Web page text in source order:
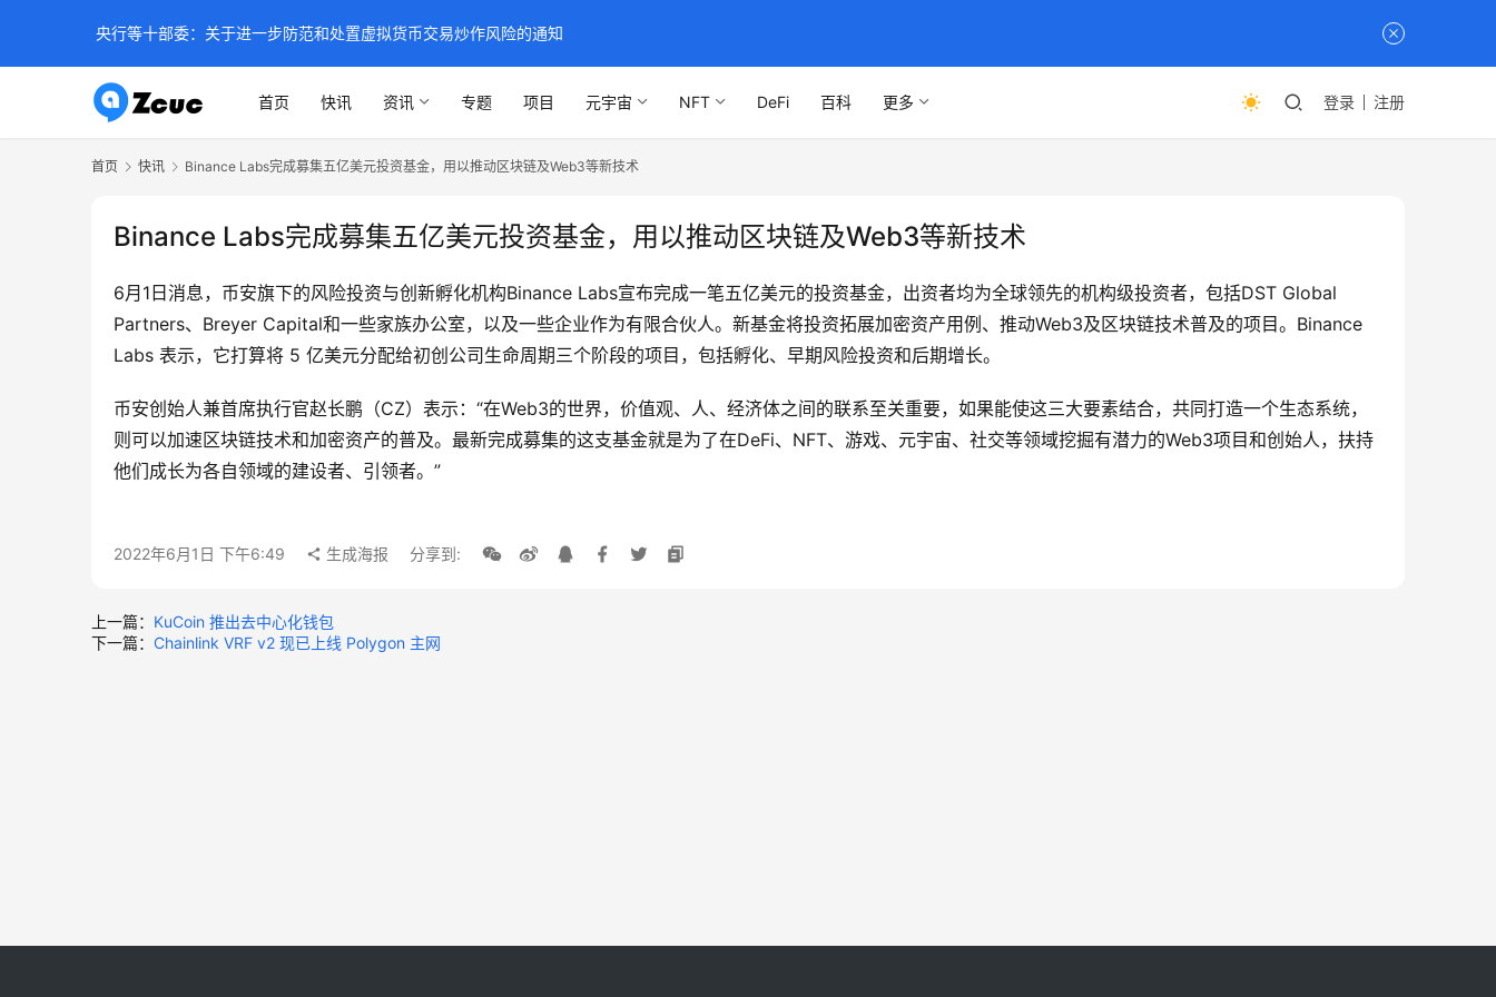
首页 快讯 资讯 专题 项目 元宇宙 NFT DeFi 百科 更多 登录 注册
首页 快讯 Binance Labs完成募集五亿美元投资基金，用以推动区块链及Web3等新技术
Binance Labs完成募集五亿美元投资基金，用以推动区块链及Web3等新技术
6月1日消息，币安旗下的风险投资与创新孵化机构Binance Labs宣布完成一笔五亿美元的投资基金，出资者均为全球领先的机构级投资者，包括DST Global
Partners、Breyer Capital和一些家族办公室，以及一些企业作为有限合伙人。新基金将投资拓展加密资产用例、推动Web3及区块链技术普及的项目。Binance
Labs 表示，它打算将 5 亿美元分配给初创公司生命周期三个阶段的项目，包括孵化、早期风险投资和后期增长。
币安创始人兼首席执行官赵长鹏（CZ）表示：“在Web3的世界，价值观、人、经济体之间的联系至关重要，如果能使这三大要素结合，共同打造一个生态系统，
则可以加速区块链技术和加密资产的普及。最新完成募集的这支基金就是为了在DeFi、NFT、游戏、元宇宙、社交等领域挖掘有潜力的Web3项目和创始人，扶持
他们成长为各自领域的建设者、引领者。”
2022年6月1日 下午6:49 生成海报 分享到:
上一篇： KuCoin 推出去中心化钱包
下一篇： Chainlink VRF v2 现已上线 Polygon 主网
央行等十部委：关于进一步防范和处置虚拟货币交易炒作风险的通知